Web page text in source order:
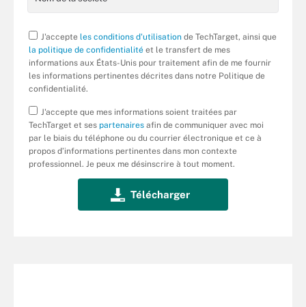
J'accepte les conditions d'utilisation de TechTarget, ainsi que
la politique de confidentialité et le transfert de mes
informations aux États-Unis pour traitement afin de me fournir
les informations pertinentes décrites dans notre Politique de
confidentialité.
J'accepte que mes informations soient traitées par
TechTarget et ses partenaires afin de communiquer avec moi
par le biais du téléphone ou du courrier électronique et ce à
propos d’informations pertinentes dans mon contexte
professionnel. Je peux me désinscrire à tout moment.